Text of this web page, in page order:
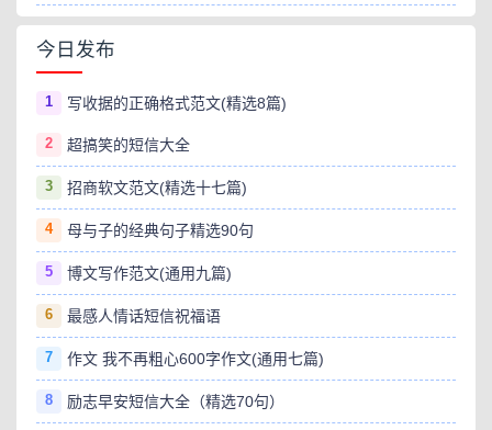
今日发布
1 写收据的正确格式范文(精选8篇)
2 超搞笑的短信大全
3 招商软文范文(精选十七篇)
4 母与子的经典句子精选90句
5 博文写作范文(通用九篇)
6 最感人情话短信祝福语
7 作文 我不再粗心600字作文(通用七篇)
8 励志早安短信大全（精选70句）